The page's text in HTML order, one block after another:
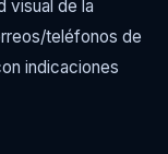
visual de la
teléfonos de
indicaciones